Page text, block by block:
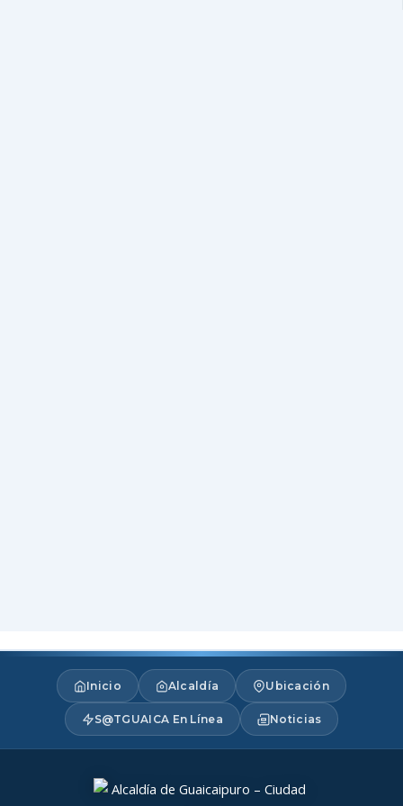
Inicio Alcaldía Ubicación
S@TGUAICA En Línea Noticias